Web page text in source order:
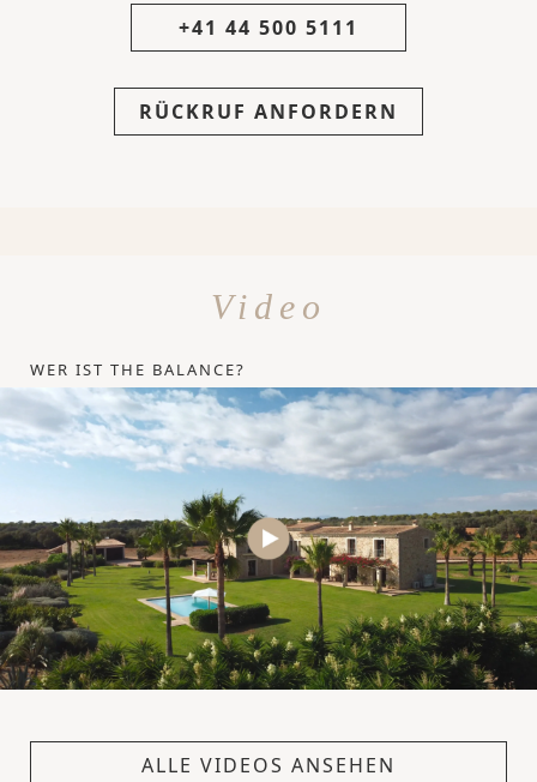
+41 44 500 5111
RÜCKRUF ANFORDERN
Video
WER IST THE BALANCE?
ALLE VIDEOS ANSEHEN